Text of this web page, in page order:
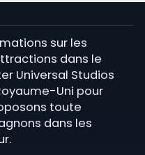
sur les
dans le
Universal Studios
Uni pour
toute
dans les